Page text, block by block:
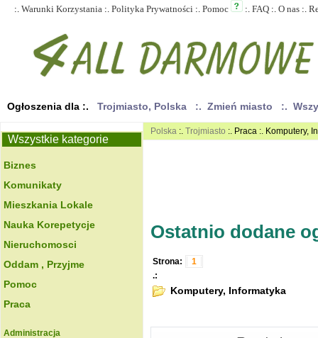
:. Warunki Korzystania :. Polityka Prywatności :. Pomoc :. FAQ :. O nas :.
Ogłoszenia dla :. Trojmiasto, Polska :. Zmień miasto :.
Wszystkie kategorie
Biznes
Komunikaty
Mieszkania Lokale
Nauka Korepetycje
Nieruchomosci
Oddam , Przyjme
Pomoc
Praca
Administracja
Polska :. Trojmiasto :. Praca :. Komputery,
Ostatnio dodane
Strona:
1
.:
Komputery, Informatyka